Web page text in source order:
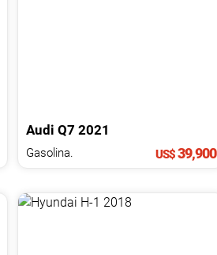
Audi Q7 2021
Gasolina. US$39,900